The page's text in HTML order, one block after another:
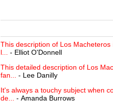
This description of Los Macheteros
l...
- Elliot O'Donnell
This detailed description of Los
fan...
- Lee Danilly
It's always a touchy subject when
de...
- Amanda Burrows